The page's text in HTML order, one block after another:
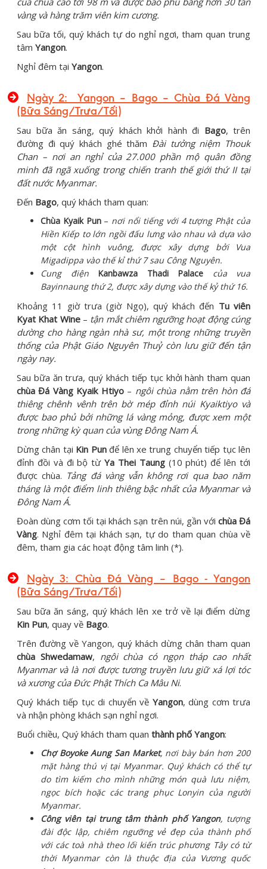
vàng và hàng trăm viên kim cương.
Sau bữa tối, quý khách tự do nghỉ ngơi, tham quan trung
tâm Yangon.
Nghỉ đêm tại Yangon.
Ngày 2: Yangon – Bago – Chùa Đá Vàng
(Bữa Sáng/Trưa/Tối)
Sau bữa ăn sáng, quý khách khởi hành đi Bago, trên
đường đi quý khách ghé thăm Đài tưởng niệm Thouk
Chan – nơi an nghỉ của 27.000 phần mộ quân đồng
minh đã ngã xuống trong chiến tranh thế giới thứ II tại
đất nước Myanmar.
Đến Bago, quý khách tham quan:
Chùa Kyaik Pun– nơi nổi tiếng với 4 tượng Phật của
Hiền Kiếp to lớn ngồi đấu lưng vào nhau và dựa vào
một cột hình vuông, được xây dựng bởi Vua
Migadippa vào thế kỉ thứ 7 sau Công Nguyên.
Cung điện Kanbawza Thadi Palace
của vua
Bayinnaung thứ 2, được xây dựng vào thế kỷ thứ 16.
Khoảng 11 giờ trưa (giờ Ngọ), quý khách đến Tu viên
Kyat Khat Wine– tận mắt chiêm ngưỡng hoạt động cúng
dường cho hàng ngàn nhà sư, một trong những truyền
thống của Phật Giáo Nguyên Thuỷ còn lưu giữ đến tận
ngày nay.
Sau bữa ăn trưa, quý khách tiếp tục khởi hành tham quan
chùa Đá Vàng Kyaik Htiyo– ngôi chùa nằm trên hòn đá
thiêng chênh vênh trên bờ mép đỉnh núi Kyaiktiyo và
được bao phủ bởi những lá vàng mỏng, được xem một
trong những kỳ quan của vùng Đông Nam Á.
Dừng chân tại Kin Punđể lên xe trung chuyển tiếp tục lên
đỉnh đồi và đi bộ từYa Thei Taung (10 phút) để lên tới
được chùa. Tảng đá vàng vẫn không rơi qua bao năm
tháng là một điểm linh thiêng bậc nhất của Myanmar và
Đông Nam Á.
Đoàn dùng cơm tối tại khách sạn trên núi, gần với chùa Đá
Vàng. Nghỉ đêm tại khách sạn, tự do tham quan chùa về
đêm, tham gia các hoạt động tâm linh (*).
Ngày 3: Chùa Đá Vàng – Bago - Yangon
(Bữa Sáng/Trưa/Tối)
Sau bữa ăn sáng, quý khách lên xe trở về lại điểm dừng
Kin Pun, quay về Bago.
Trên đường về Yangon, quý khách dừng chân tham quan
chùa Shwedamaw, ngôi chùa có ngọn tháp cao nhất
Myanmar và là nơi được tương truyền lưu giữ xá lợi tóc
và xương của Đức Phật Thích Ca Mâu Ni.
Quý khách tiếp tục di chuyển về Yangon, dùng cơm trưa
và nhận phòng khách sạn nghỉ ngơi.
Buổi chiều, Quý khách tham quan thành phố Yangon:
Chợ Boyoke Aung San Market, nơi bày bán hơn 200
mặt hàng thú vị tại Myanmar. Quý khách có thể tự
do tìm kiếm cho mình những món quà lưu niệm,
ngọc bích hoặc các trang phục Lonyin của người
Myanmar.
Công viên tại trung tâm thành phố Yangon, tượng
đài độc lập, chiêm ngưỡng vẻ đẹp của thành phố
với các toà nhà theo lối kiến trúc phương Tây có từ
thời Myanmar còn là thuộc địa của Vương quốc